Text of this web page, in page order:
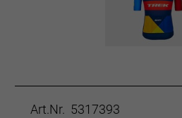
Art.Nr. 5317393